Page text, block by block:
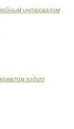
интервалом
ходит